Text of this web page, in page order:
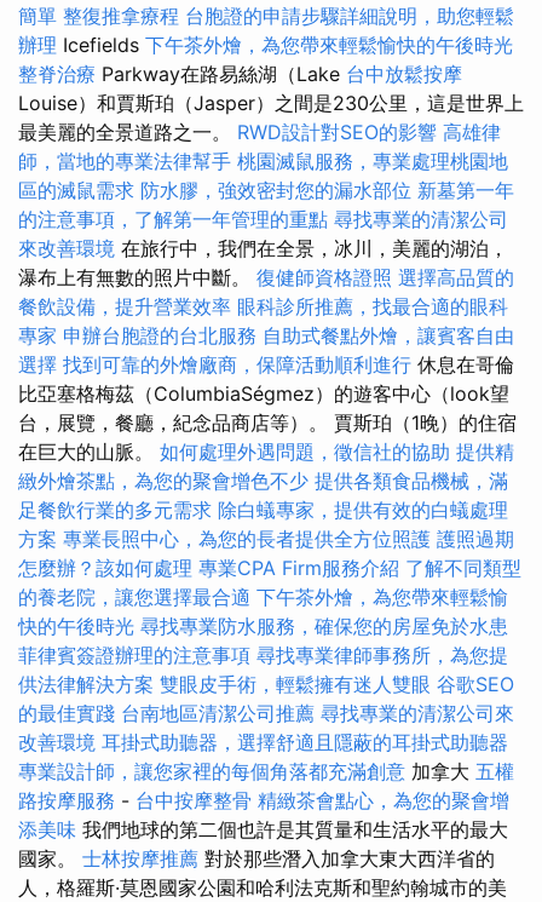
簡單 整復推拿療程 台胞證的申請步驟詳細說明，助您輕鬆
辦理 Icefields 下午茶外燴，為您帶來輕鬆愉快的午後時光
整脊治療 Parkway在路易絲湖（Lake 台中放鬆按摩
Louise）和賈斯珀（Jasper）之間是230公里，這是世界上
最美麗的全景道路之一。 RWD設計對SEO的影響 高雄律
師，當地的專業法律幫手 桃園滅鼠服務，專業處理桃園地
區的滅鼠需求 防水膠，強效密封您的漏水部位 新墓第一年
的注意事項，了解第一年管理的重點 尋找專業的清潔公司
來改善環境 在旅行中，我們在全景，冰川，美麗的湖泊，
瀑布上有無數的照片中斷。 復健師資格證照 選擇高品質的
餐飲設備，提升營業效率 眼科診所推薦，找最合適的眼科
專家 申辦台胞證的台北服務 自助式餐點外燴，讓賓客自由
選擇 找到可靠的外燴廠商，保障活動順利進行 休息在哥倫
比亞塞格梅茲（ColumbiaSégmez）的遊客中心（look望
台，展覽，餐廳，紀念品商店等）。 賈斯珀（1晚）的住宿
在巨大的山脈。 如何處理外遇問題，徵信社的協助 提供精
緻外燴茶點，為您的聚會增色不少 提供各類食品機械，滿
足餐飲行業的多元需求 除白蟻專家，提供有效的白蟻處理
方案 專業長照中心，為您的長者提供全方位照護 護照過期
怎麼辦？該如何處理 專業CPA Firm服務介紹 了解不同類型
的養老院，讓您選擇最合適 下午茶外燴，為您帶來輕鬆愉
快的午後時光 尋找專業防水服務，確保您的房屋免於水患
菲律賓簽證辦理的注意事項 尋找專業律師事務所，為您提
供法律解決方案 雙眼皮手術，輕鬆擁有迷人雙眼 谷歌SEO
的最佳實踐 台南地區清潔公司推薦 尋找專業的清潔公司來
改善環境 耳掛式助聽器，選擇舒適且隱蔽的耳掛式助聽器
專業設計師，讓您家裡的每個角落都充滿創意 加拿大 五權
路按摩服務 - 台中按摩整骨 精緻茶會點心，為您的聚會增
添美味 我們地球的第二個也許是其質量和生活水平的最大
國家。 士林按摩推薦 對於那些潛入加拿大東大西洋省的
人，格羅斯·莫恩國家公園和哈利法克斯和聖約翰城市的美